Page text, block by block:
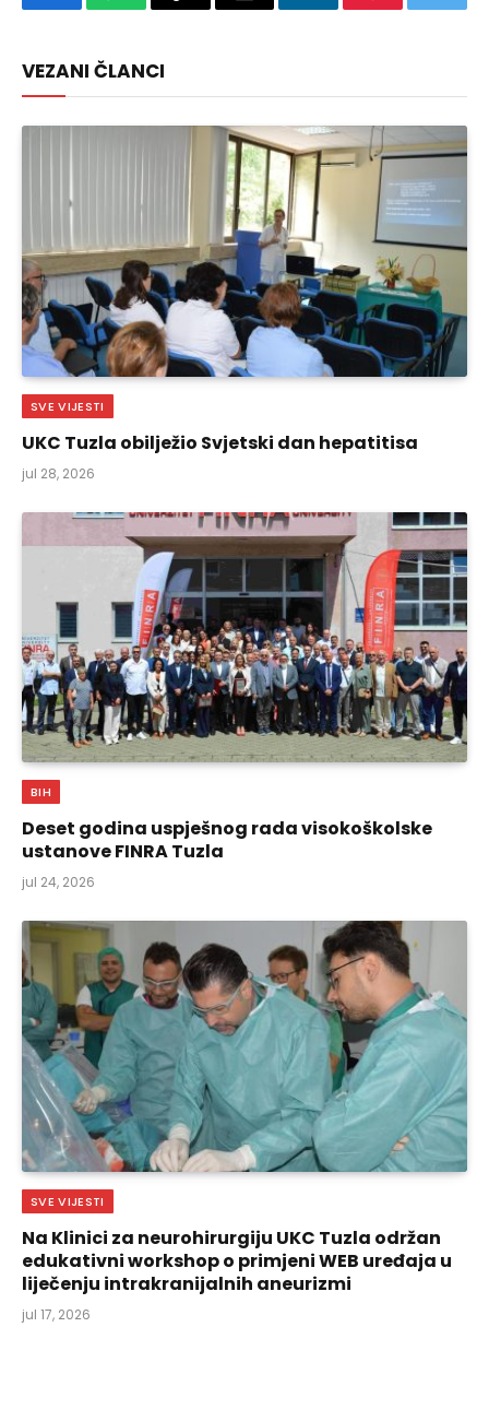
FacebookWhatsAppCopy
Email LinkedInPinterest
VEZANI ČLANCI
SVE VIJESTI
UKC Tuzla obilježio Svjetski dan hepatitisa
jul 28, 2026
BIH
Deset godina uspješnog rada visokoškolske
ustanove FINRA Tuzla
jul 24, 2026
SVE VIJESTI
Na Klinici za neurohirurgiju UKC Tuzla održan
edukativni workshop o primjeni WEB uređaja u
liječenju intrakranijalnih aneurizmi
jul 17, 2026